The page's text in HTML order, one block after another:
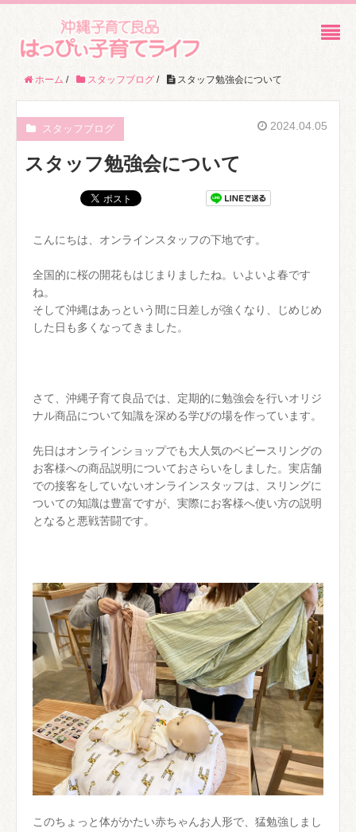
ホーム / スタッフブログ / スタッフ勉強会について
スタッフブログ 2024.04.05
スタッフ勉強会について
こんにちは、オンラインスタッフの下地です。
全国的に桜の開花もはじまりましたね。いよいよ春です
ね。
そして沖縄はあっという間に日差しが強くなり、じめじめ
した日も多くなってきました。
さて、沖縄子育て良品では、定期的に勉強会を行いオリジ
ナル商品について知識を深める学びの場を作っています。
先日はオンラインショップでも大人気のベビースリングの
お客様への商品説明についておさらいをしました。実店舗
での接客をしていないオンラインスタッフは、スリングに
ついての知識は豊富ですが、実際にお客様へ使い方の説明
となると悪戦苦闘です。
このちょっと体がかたい赤ちゃんお人形で、猛勉強しまし